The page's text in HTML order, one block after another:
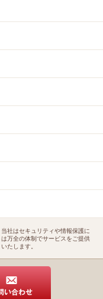
当社はセキュリティや情報保護に
は万全の体制でサービスをご提供
いたします。
結婚相談ビジネス開業支援